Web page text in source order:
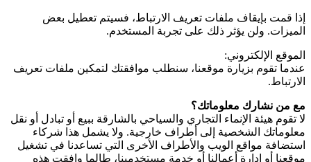
إذا قمت بإيقاف ملفات تعريف الارتباط، فسيتم تعطيل بعض
الميزات. ولن يؤثر ذلك على تجربة المستخدم.
الموقع الإلكتروني:
عندما تقوم بزيارة موقعنا، سنطلب موافقتك لتمكين ملفات تعريف
الارتباط.
مع من نشارك معلوماتك؟
لا تقوم هيئة الإنماء التجاري والسياحي بالشارقة ببيع أو تبادل أو نقل
معلوماتك الشخصية إلى أطراف خارجية. ولا يشمل هذا شركاء
استضافة مواقع الويب والأطراف الأخرى التي تساعدنا في تشغيل
موقعنا أو إدارة أعمالنا أو خدمة مستخدمينا، طالما وافقت هذه